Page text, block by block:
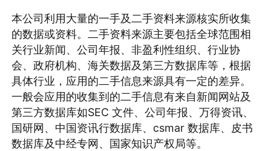
本公司利用大量的一手及二手资料来源核实所收集
的数据或资料。二手资料来源主要包括全球范围相
关行业新闻、公司年报、非盈利性组织、行业协
会、政府机构、海关数据及第三方数据库等，根据
具体行业，应用的二手信息来源具有一定的差异。
一般会应用的收集到的二手信息有来自新闻网站及
第三方数据库如SEC 文件、公司年报、万得资讯、
国研网、中国资讯行数据库、csmar 数据库、皮书
数据库及中经专网、国家知识产权局等。